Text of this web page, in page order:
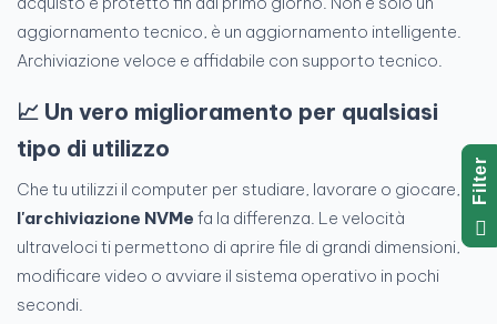
aggiornamento tecnico, è un aggiornamento intelligente.
Archiviazione veloce e affidabile con supporto tecnico.
📈 Un vero miglioramento per qualsiasi
tipo di utilizzo
Che tu utilizzi il computer per studiare, lavorare o giocare,
l'archiviazione NVMe fa la differenza. Le velocità
ultraveloci ti permettono di aprire file di grandi dimensioni,
modificare video o avviare il sistema operativo in pochi
secondi.
R